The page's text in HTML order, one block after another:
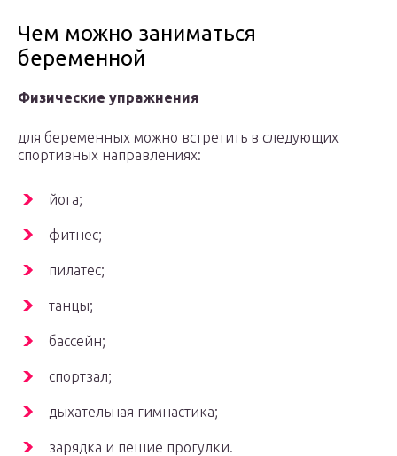
Чем можно заниматься
беременной
Физические упражнения
для беременных можно встретить в следующих
спортивных направлениях:
йога;
фитнес;
пилатес;
танцы;
бассейн;
спортзал;
дыхательная гимнастика;
зарядка и пешие прогулки.